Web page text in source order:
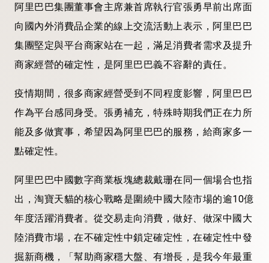
阿里巴巴集團董事會主席兼首席執行官張勇早前出席面
向國內外消費品企業的線上交流活動上表示，阿里巴巴
集團堅定與平台商家站在一起，滿足消費者需求及提升
商家經營的確定性，是阿里巴巴義不容辭的責任。
疫情期間，很多商家經營受到不同程度影響，阿里巴巴
作為平台感同身受。張勇補充，特殊時期我們正在力所
能及多做實事，希望因為阿里巴巴的服務，給商家多一
點確定性。
阿里巴巴中國數字商業板塊總裁戴珊在同一個場合也指
出，淘寶天貓的核心戰略是圍繞中國大陸市場的逾10億
年度活躍消費者。從交易走向消費，做好、做深中國大
陸消費市場，在不確定性中鎖定確定性，在確定性中發
掘新商機，「幫助商家穩大盤、有增長，是我今年最重